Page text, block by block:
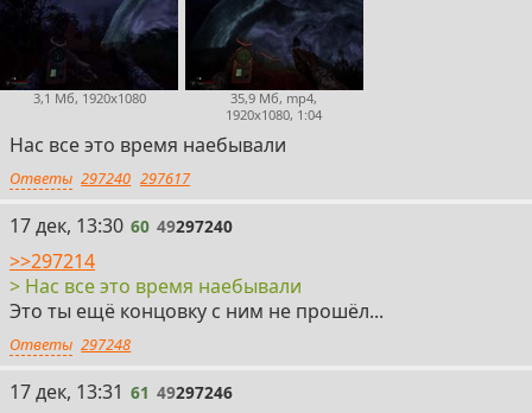
3,1 Мб, 1920x1080
35,9 Мб, mp4,
1920x1080, 1:04
Нас все это время наебывали
Ответы 297240 297617
60
17 дек, 13:30 60 49297240
>>297214
> Нас все это время наебывали
Это ты ещё концовку с ним не прошёл...
Ответы 297248
61
17 дек, 13:31 61 49297246